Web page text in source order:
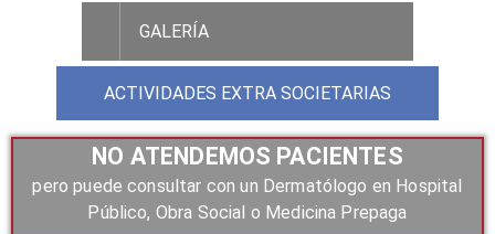
GALERÍA
ACTIVIDADES EXTRA SOCIETARIAS
NO ATENDEMOS PACIENTES
pero puede consultar con un Dermatólogo en Hospital
Público, Obra Social o Medicina Prepaga